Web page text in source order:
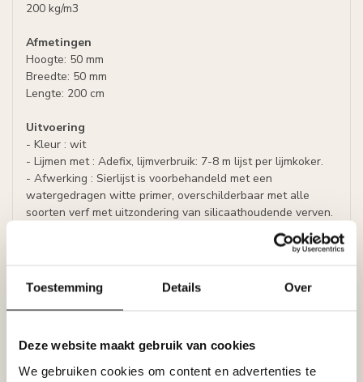
Toestemming Details Over
Deze website maakt gebruik van cookies
We gebruiken cookies om content en advertenties te
200 kg/m3
Afmetingen
Hoogte: 50 mm
Breedte: 50 mm
Lengte: 200 cm
Uitvoering
- Kleur : wit
- Lijmen met : Adefix, lijmverbruik: 7-8 m lijst per lijmkoker.
- Afwerking : Sierlijst is voorbehandeld met een
watergedragen witte primer, overschilderbaar met alle
soorten verf met uitzondering van silicaathoudende verven.
Tags